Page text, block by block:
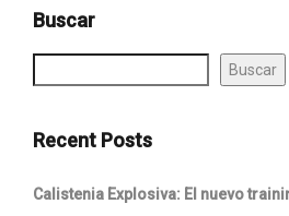
Buscar
Buscar
Recent Posts
Calistenia Explosiva: El nuevo